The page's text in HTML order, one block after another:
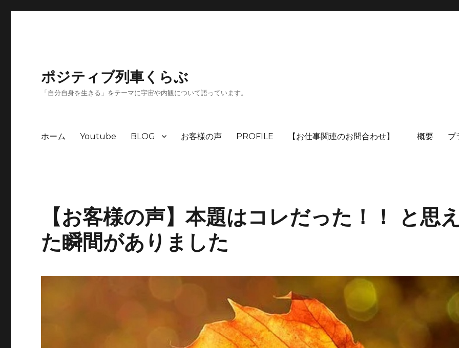
ポジティブ列車くらぶ
「自分自身を生きる」をテーマに宇宙や内観について語っています。
ホーム Youtube BLOG お客様の声 PROFILE 【お仕事関連のお問合わせ】 概要 プ
【お客様の声】本題はコレだった！！ と思
た瞬間がありました